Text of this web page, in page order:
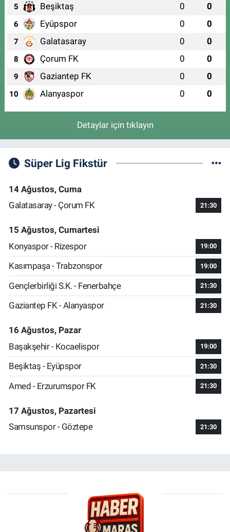
5 Beşiktaş 0 0
6 Eyüpspor 0 0
7 Galatasaray 0 0
8 Çorum FK 0 0
9 Gaziantep FK 0 0
10 Alanyaspor 0 0
Detaylar için tıklayın
Süper Lig Fikstür
14 Ağustos, Cuma
Galatasaray - Çorum FK
21:30
15 Ağustos, Cumartesi
Konyaspor - Rizespor
19:00
Kasımpaşa - Trabzonspor 19:00
Gençlerbirliği S.K. - Fenerbahçe 21:30
Gaziantep FK - Alanyaspor 21:30
16 Ağustos, Pazar
Başakşehir - Kocaelispor
19:00
Beşiktaş - Eyüpspor 21:30
Amed - Erzurumspor FK 21:30
17 Ağustos, Pazartesi
Samsunspor - Göztepe
21:30